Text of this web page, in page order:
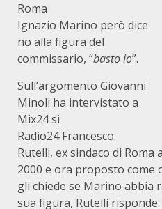
Roma
Ignazio Marino però dice
no alla figura del
commissario, “basto io”.
Sull’argomento Giovanni
Minoli ha intervistato a
Mix24 si
Radio24 Francesco
Rutelli, ex sindaco di Roma
2000 e ora proposto come
gli chiede se Marino abbia
sua figura, Rutelli risponde: